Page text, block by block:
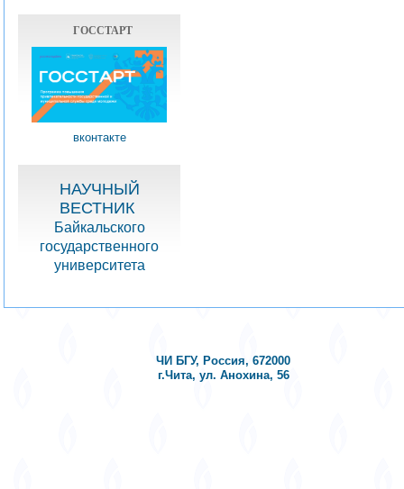
ГОССТАРТ
вконтакте
НАУЧНЫЙ
ВЕСТНИК
Байкальского
государственного
университета
ЧИ БГУ, Россия, 672000
г.Чита, ул. Анохина, 56